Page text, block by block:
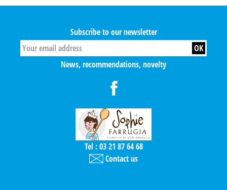
Tel : 03 21 87 64 68
Contact us
Subscribe to our newsletter
News, recommendations, novelty